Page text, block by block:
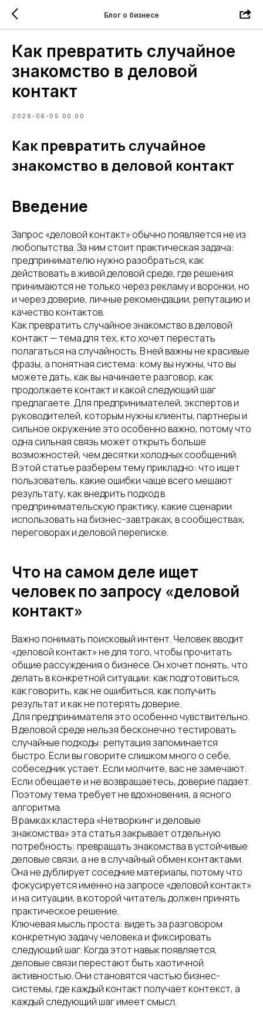
Блог о бизнесе
Как превратить случайное
знакомство в деловой
контакт
2026-06-05 00:00
Как превратить случайное
знакомство в деловой контакт
Введение
Запрос «деловой контакт» обычно появляется не из
любопытства. За ним стоит практическая задача:
предпринимателю нужно разобраться, как
действовать в живой деловой среде, где решения
принимаются не только через рекламу и воронки, но
и через доверие, личные рекомендации, репутацию и
качество контактов.
Как превратить случайное знакомство в деловой
контакт — тема для тех, кто хочет перестать
полагаться на случайность. В ней важны не красивые
фразы, а понятная система: кому вы нужны, что вы
можете дать, как вы начинаете разговор, как
продолжаете контакт и какой следующий шаг
предлагаете. Для предпринимателей, экспертов и
руководителей, которым нужны клиенты, партнеры и
сильное окружение это особенно важно, потому что
одна сильная связь может открыть больше
возможностей, чем десятки холодных сообщений.
В этой статье разберем тему прикладно: что ищет
пользователь, какие ошибки чаще всего мешают
результату, как внедрить подход в
предпринимательскую практику, какие сценарии
использовать на бизнес-завтраках, в сообществах,
переговорах и деловой переписке.
Что на самом деле ищет
человек по запросу «деловой
контакт»
Важно понимать поисковый интент. Человек вводит
«деловой контакт» не для того, чтобы прочитать
общие рассуждения о бизнесе. Он хочет понять, что
делать в конкретной ситуации: как подготовиться,
как говорить, как не ошибиться, как получить
результат и как не потерять доверие.
Для предпринимателя это особенно чувствительно.
В деловой среде нельзя бесконечно тестировать
случайные подходы: репутация запоминается
быстро. Если вы говорите слишком много о себе,
собеседник устает. Если молчите, вас не замечают.
Если обещаете и не возвращаетесь, доверие падает.
Поэтому тема требует не вдохновения, а ясного
алгоритма.
В рамках кластера «Нетворкинг и деловые
знакомства» эта статья закрывает отдельную
потребность: превращать знакомства в устойчивые
деловые связи, а не в случайный обмен контактами.
Она не дублирует соседние материалы, потому что
фокусируется именно на запросе «деловой контакт»
и на ситуации, в которой читатель должен принять
практическое решение.
Ключевая мысль проста: видеть за разговором
конкретную задачу человека и фиксировать
следующий шаг. Когда этот навык появляется,
деловые связи перестают быть хаотичной
активностью. Они становятся частью бизнес-
системы, где каждый контакт получает контекст, а
каждый следующий шаг имеет смысл.